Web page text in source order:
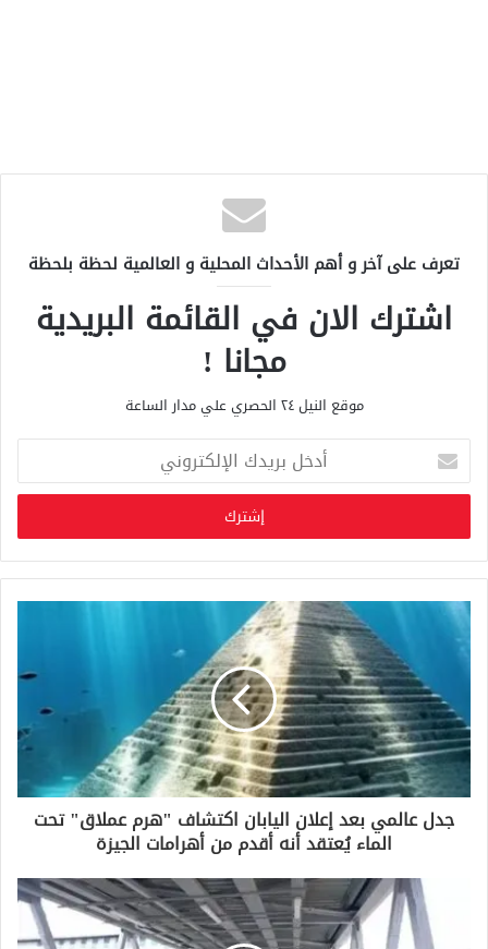
تعرف على آخر و أهم الأحداث المحلية و العالمية لحظة بلحظة
اشترك الان في القائمة البريدية
مجانا !
موقع النيل ٢٤ الحصري علي مدار الساعة
خ
ب
ر
ي
د
ك
ل
ل
ك
ت
ر
جدل عالمي بعد إعلان اليابان اكتشاف "هرم عملاق" تحت
الماء يُعتقد أنه أقدم من أهرامات الجيزة